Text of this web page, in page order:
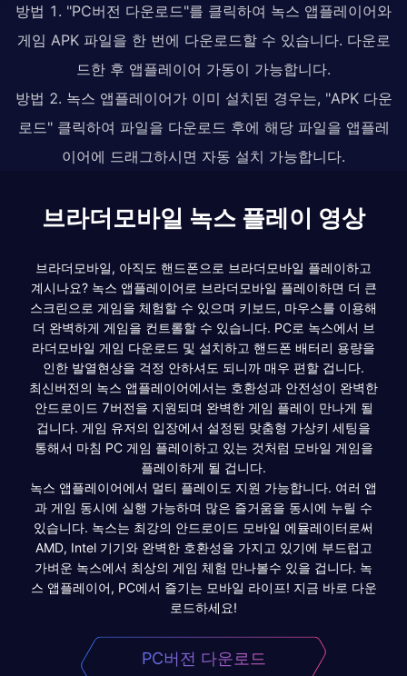
방법 1. "PC버전 다운로드"를 클릭하여 녹스 앱플레이어와
게임 APK 파일을 한 번에 다운로드할 수 있습니다. 다운로
드한 후 앱플레이어 가동이 가능합니다.
방법 2. 녹스 앱플레이어가 이미 설치된 경우는, "APK 다운
로드" 클릭하여 파일을 다운로드 후에 해당 파일을 앱플레
이어에 드래그하시면 자동 설치 가능합니다.
브라더모바일 녹스 플레이 영상
브라더모바일, 아직도 핸드폰으로 브라더모바일 플레이하고
계시나요? 녹스 앱플레이어로 브라더모바일 플레이하면 더 큰
스크린으로 게임을 체험할 수 있으며 키보드, 마우스를 이용해
더 완벽하게 게임을 컨트롤할 수 있습니다. PC로 녹스에서 브
라더모바일 게임 다운로드 및 설치하고 핸드폰 배터리 용량을
인한 발열현상을 걱정 안하셔도 되니까 매우 편할 겁니다.
최신버전의 녹스 앱플레이어에서는 호환성과 안전성이 완벽한
안드로이드 7버전을 지원되며 완벽한 게임 플레이 만나게 될
겁니다. 게임 유저의 입장에서 설정된 맞춤형 가상키 세팅을
통해서 마침 PC 게임 플레이하고 있는 것처럼 모바일 게임을
플레이하게 될 겁니다.
녹스 앱플레이어에서 멀티 플레이도 지원 가능합니다. 여러 앱
과 게임 동시에 실행 가능하며 많은 즐거움을 동시에 누릴 수
있습니다. 녹스는 최강의 안드로이드 모바일 에뮬레이터로써
AMD, Intel 기기와 완벽한 호환성을 가지고 있기에 부드럽고
가벼운 녹스에서 최상의 게임 체험 만나볼수 있을 겁니다. 녹
스 앱플레이어, PC에서 즐기는 모바일 라이프! 지금 바로 다운
로드하세요!
PC버전 다운로드